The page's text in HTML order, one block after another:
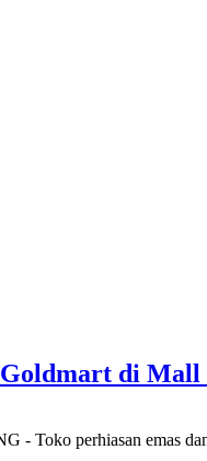
di Mall
perhiasan emas